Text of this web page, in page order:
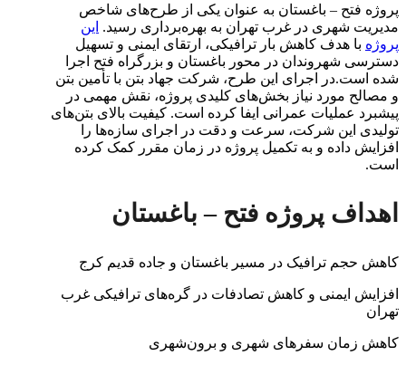
پروژه فتح – باغستان به عنوان یکی از طرح‌های شاخص
مدیریت شهری در غرب تهران به بهره‌برداری رسید. این
پروژه با هدف کاهش بار ترافیکی، ارتقای ایمنی و تسهیل
دسترسی شهروندان در محور باغستان و بزرگراه فتح اجرا
شده است.در اجرای این طرح، شرکت جهاد بتن با تأمین بتن
و مصالح مورد نیاز بخش‌های کلیدی پروژه، نقش مهمی در
پیشبرد عملیات عمرانی ایفا کرده است. کیفیت بالای بتن‌های
تولیدی این شرکت، سرعت و دقت در اجرای سازه‌ها را
افزایش داده و به تکمیل پروژه در زمان مقرر کمک کرده
است.
اهداف پروژه فتح – باغستان
کاهش حجم ترافیک در مسیر باغستان و جاده قدیم کرج
افزایش ایمنی و کاهش تصادفات در گره‌های ترافیکی غرب
تهران
کاهش زمان سفرهای شهری و برون‌شهری